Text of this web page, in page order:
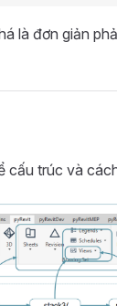
là đơn giản
cấu trúc và